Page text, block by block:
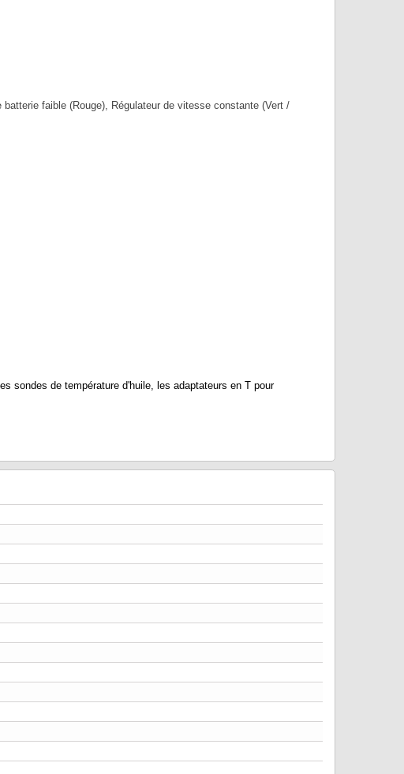
faible (Rouge), Régulateur de vitesse constante (Vert /
sondes de température d'huile, les adaptateurs en T pour